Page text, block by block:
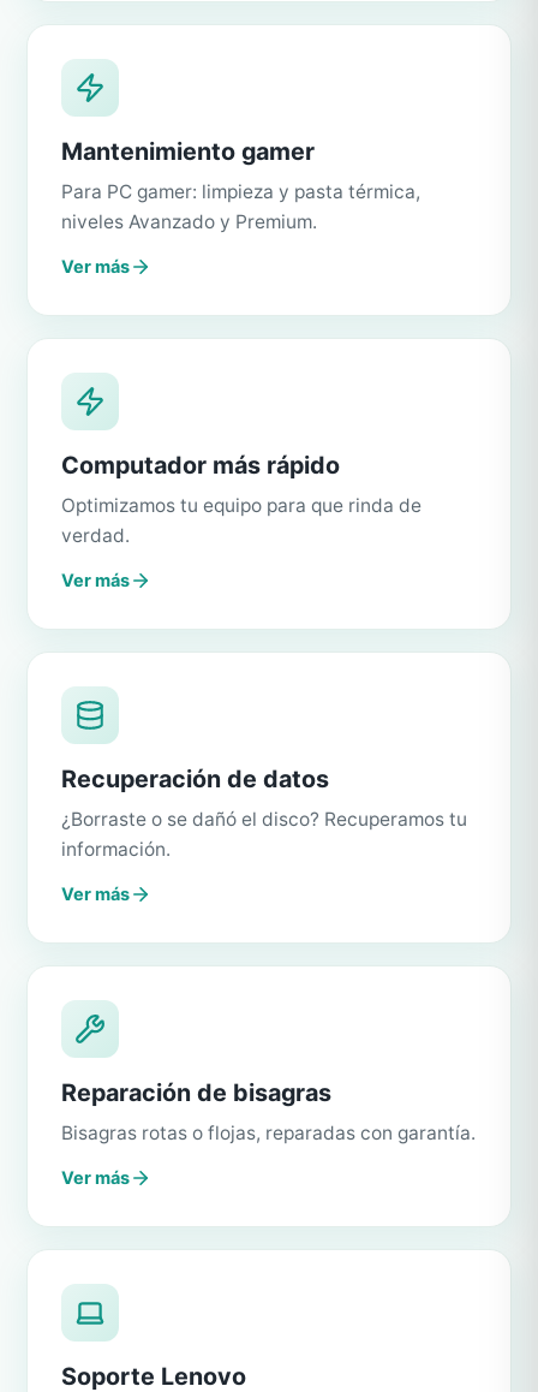
Mantenimiento gamer
Para PC gamer: limpieza y pasta térmica,
niveles Avanzado y Premium.
Ver más
Computador más rápido
Optimizamos tu equipo para que rinda de
verdad.
Ver más
Recuperación de datos
¿Borraste o se dañó el disco? Recuperamos tu
información.
Ver más
Reparación de bisagras
Bisagras rotas o flojas, reparadas con garantía.
Ver más
Soporte Lenovo